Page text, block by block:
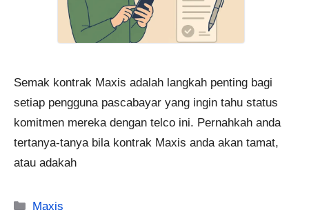
Semak kontrak Maxis adalah langkah penting bagi
setiap pengguna pascabayar yang ingin tahu status
komitmen mereka dengan telco ini. Pernahkah anda
tertanya-tanya bila kontrak Maxis anda akan tamat,
atau adakah
Categories
Maxis